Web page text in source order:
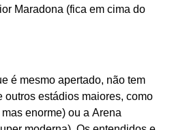
Maradona (fica em cima do
é mesmo apertado, não tem
estádios maiores, como
enorme) ou a Arena